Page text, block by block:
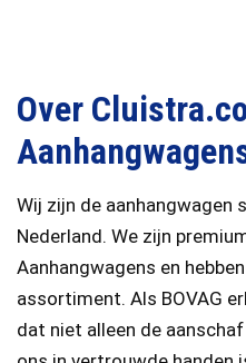
Over
Wij zijn de aanhangwagen
Nederland. We zijn
Aanhangwagens en
assortiment. Als BOVAG
dat niet alleen de